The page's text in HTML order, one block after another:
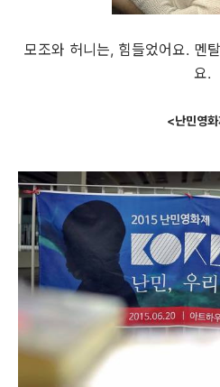
모조와 허니는, 힘들었어요. 멘
요.
<난민영